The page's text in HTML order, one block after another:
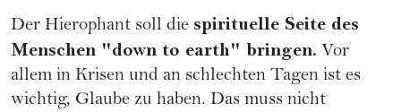
Der Hierophant soll die spirituelle Seite des
Menschen "down to earth" bringen. Vor
allem in Krisen und an schlechten Tagen ist es
wichtig, Glaube zu haben. Das muss nicht